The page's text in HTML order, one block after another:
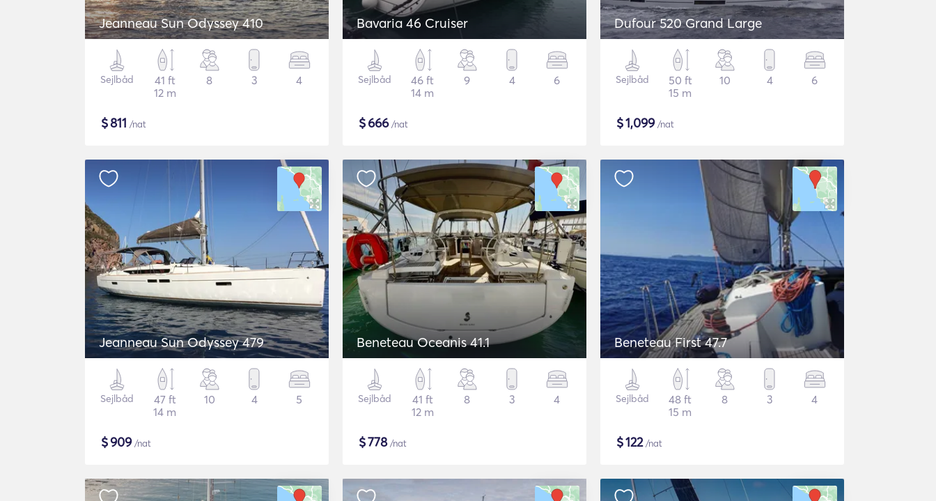
Jeanneau Sun Odyssey 410
Sejlbåd
41 ft
12 m
8 3 4
$811 /nat
Bavaria 46 Cruiser
Sejlbåd
46 ft
14 m
9 4 6
$666/nat
Dufour 520 Grand Large
Sejlbåd
50 ft
15 m
10 4 6
$1,099/nat
Jeanneau Sun Odyssey 479
Sejlbåd
47 ft
14 m
10 4 5
$909/nat
Beneteau Oceanis 41.1
Sejlbåd
41 ft
12 m
8 3 4
$778/nat
Beneteau First 47.7
Sejlbåd
48 ft
15 m
8 3 4
$122/nat